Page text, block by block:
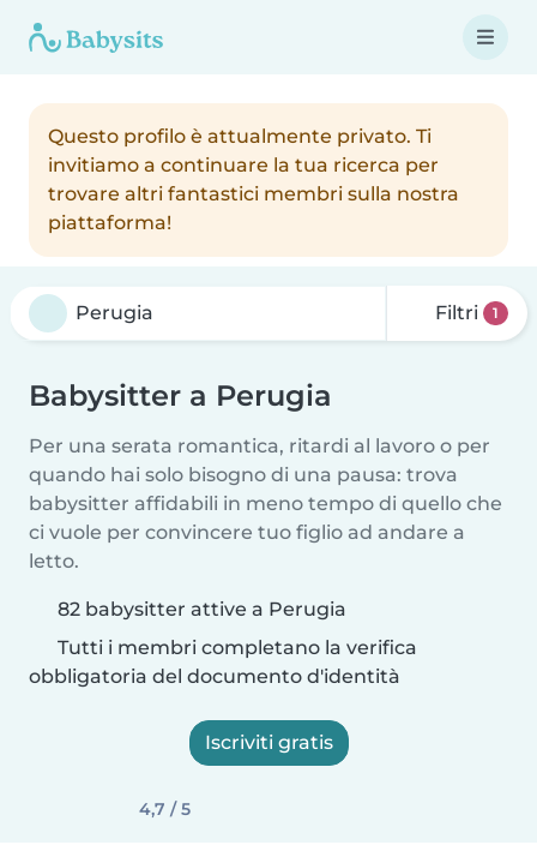
Questo profilo è attualmente privato. Ti
invitiamo a continuare la tua ricerca per
trovare altri fantastici membri sulla nostra
piattaforma!
Filtri 1
Babysitter a Perugia
Per una serata romantica, ritardi al lavoro o per
quando hai solo bisogno di una pausa: trova
babysitter affidabili in meno tempo di quello che
ci vuole per convincere tuo figlio ad andare a
letto.
82 babysitter attive a Perugia
Tutti i membri completano la verifica
obbligatoria del documento d'identità
Iscriviti gratis
4,7 / 5